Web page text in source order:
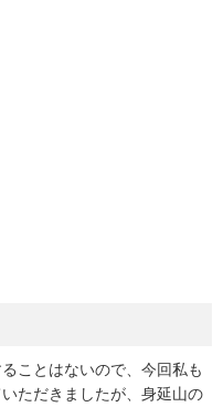
ことはないので、今回私も
ただきましたが、身延山の